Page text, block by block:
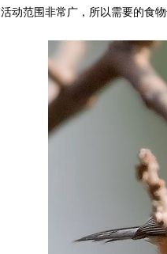
活动范围非常广，所以需要的食